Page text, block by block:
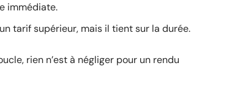
immédiate.
tarif supérieur, mais il tient sur la durée.
rien n’est à négliger pour un rendu